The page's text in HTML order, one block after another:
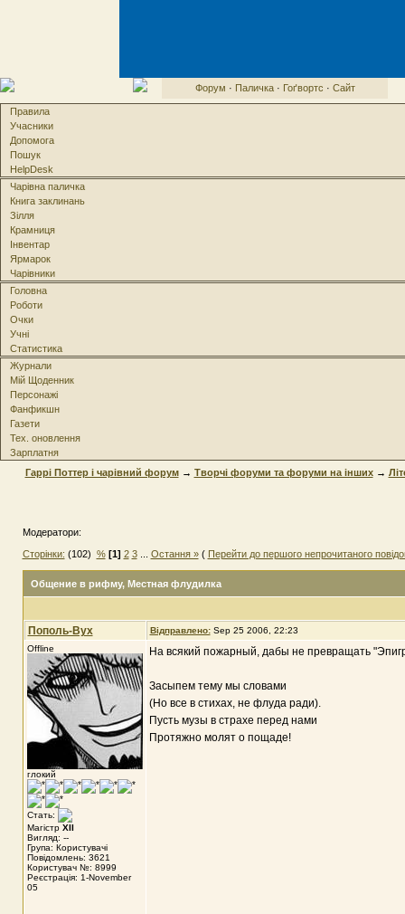
Форум · Паличка· Гоґвортс · Сайт
Правила
Учасники
Допомога
Пошук
HelpDesk
Чарівна паличка
Книга заклинань
Зілля
Крамниця
Інвентар
Ярмарок
Чарівники
Головна
Роботи
Очки
Учні
Статистика
Журнали
Мій Щоденник
Персонажі
Фанфикшн
Газети
Тех. оновлення
Зарплатня
Гаррі Поттер і чарівний форум→ Творчі форуми та форуми на інших→
Модератори:
Сторінки: (102) % [1] 2 3... Остання »( Перейти до першого непрочитаного
Общение в рифму, Местная флудилка
Пополь-Вух Відправлено: Sep 25 2006, 22:23
Offline
глокий
Стать:
Магістр XII
Вигляд: --
Група: Користувачі
Повідомлень: 3621
Користувач №: 8999
Реєстрація: 1-November
05
На всякий пожарный, дабы не превращать
Засыпем тему мы словами
(Но все в стихах, не флуда ради).
Пусть музы в страхе перед нами
Протяжно молят о пощаде!